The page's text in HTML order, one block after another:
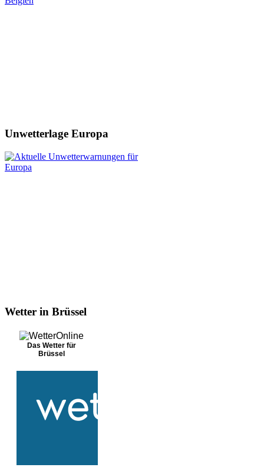
Unwetterlage Europa
Wetter in Brüssel
Das Wetter für
Brüssel